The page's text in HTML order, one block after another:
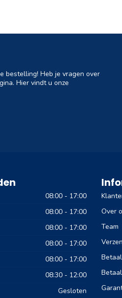
bestelling! Heb je vragen over
Hier vindt u onze
08:00 - 17:00
08:00 - 17:00
08:00 - 17:00
08:00 - 17:00
08:00 - 17:00
08:30 - 12:00
Gesloten
Over
Team